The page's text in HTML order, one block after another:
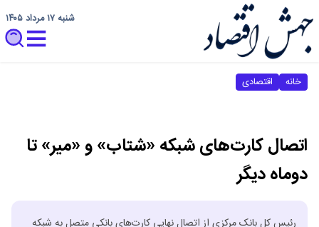
شنبه ۱۷ مرداد ۱۴۰۵
خانه اقتصادی
اتصال کارت‌های شبکه «شتاب» و «میر» تا
دوماه دیگر
رئیس کل بانک مرکزی از اتصال نهایی کارت‌های بانکی متصل به شبکه